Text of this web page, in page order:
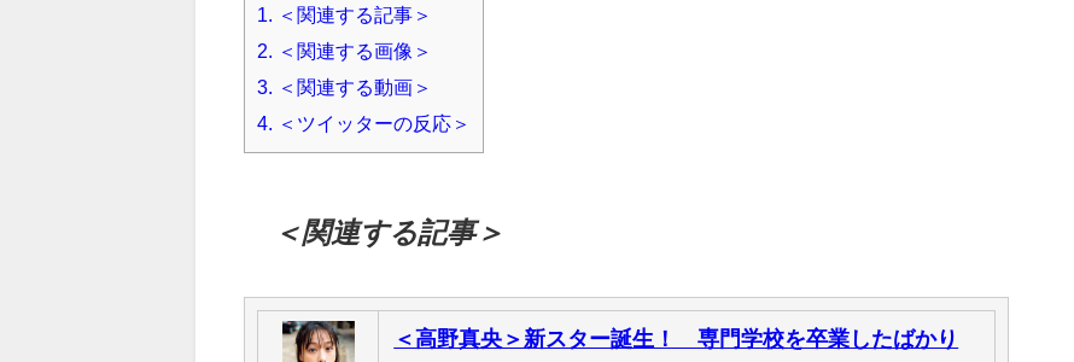
1.
＜関連する記事＞
2.
＜関連する画像＞
3.
＜関連する動画＞
4.
＜ツイッターの反応＞
＜関連する記事＞
＜高野真央＞新スター誕生！ 専門学校を卒業したばかり